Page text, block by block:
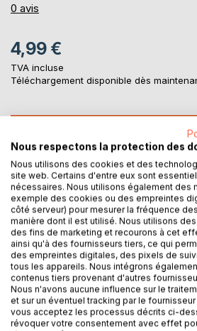
0%
0 avis
4,99 €
TVA incluse
Téléchargement disponible dès
AJOUTER AU
Ajouter à ma liste d'envies
Laisser un avis
DESCRIPTION
Nous respectons la protection des
Nous utilisons des cookies et des
site web. Certains d'entre eux sont
nécessaires. Nous utilisons également des
exemple des cookies ou des empreintes
côté serveur) pour mesurer la fréquence
manière dont il est utilisé. Nous utilisons
des fins de marketing et recourons à cet
ainsi qu'à des fournisseurs tiers, ce qui
des empreintes digitales, des pixels de
tous les appareils. Nous intégrons
contenus tiers provenant d'autres
Nous n'avons aucune influence sur le
et sur un éventuel tracking par le
vous acceptez les processus décrits ci-
révoquer votre consentement avec effet